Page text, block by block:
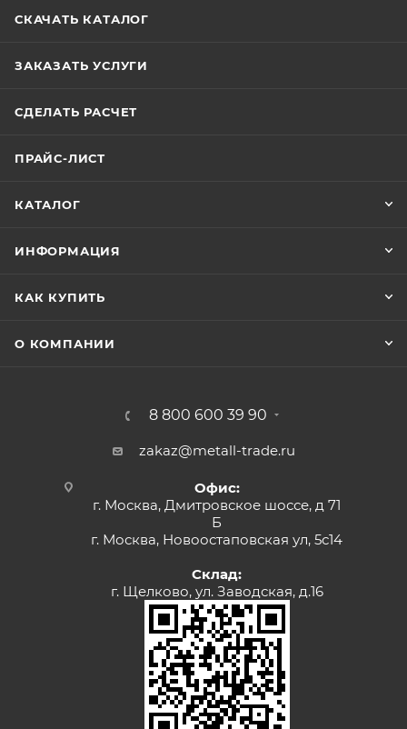
СКАЧАТЬ КАТАЛОГ
ЗАКАЗАТЬ УСЛУГИ
СДЕЛАТЬ РАСЧЕТ
ПРАЙС-ЛИСТ
КАТАЛОГ
ИНФОРМАЦИЯ
КАК КУПИТЬ
О КОМПАНИИ
8 800 600 39 90
zakaz@metall-trade.ru
Офис:
г. Москва, Дмитровское шоссе, д 71
Б
г. Москва, Новоостаповская ул, 5с14
Склад:
г. Щелково, ул. Заводская, д.16